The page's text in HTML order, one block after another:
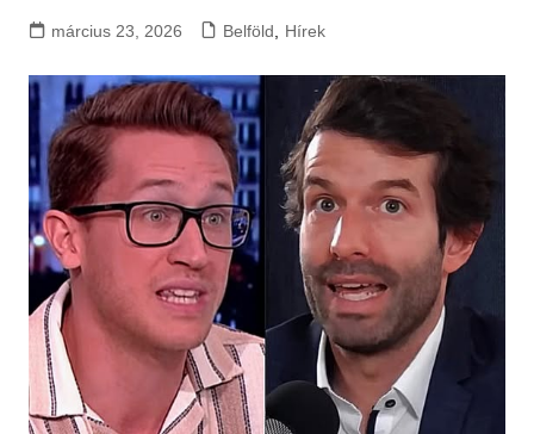
március 23, 2026 Belföld Hírek